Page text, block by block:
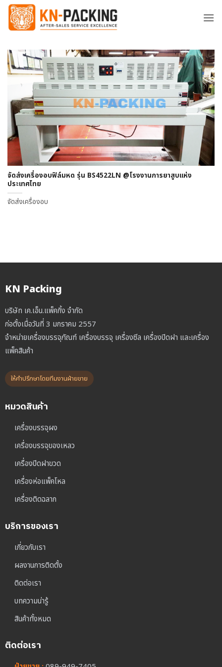
ข้าม
ยัง
จัดส่งเครื่องอบฟิล์มหด รุ่น BS4522LN @โรงงานการยาสูบแห่ง
ประเทศไทย
จัดส่งเครื่องอบ
KN Packing
บริษัท เค.เอ็น.แพ็คกิ้ง จำกัด
ก่อตั้งเมื่อวันที่ 3 มกราคม 2557
จำหน่ายเครื่องบรรจุภัณฑ์ เครื่องบรรจุ เครื่องซีล เครื่องปิดฝา และเครื่อง
แพ็คสินค้า
ให้คำปรึกษาโดยทีมงานฝ่ายขาย
หมวดสินค้า
เครื่องบรรจุผง
เครื่องบรรจุของเหลว
เครื่องปิดฝาขวด
เครื่องห่อแพ็คโหล
เครื่องติดฉลาก
บริการของเรา
เกี่ยวกับเรา
ผลงานการติดตั้ง
ติดต่อเรา
บทความน่ารู้
สินค้าทั้งหมด
ติดต่อเรา